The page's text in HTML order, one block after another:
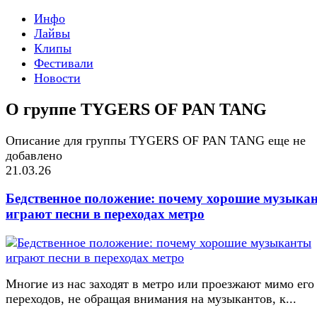
Инфо
Лайвы
Клипы
Фестивали
Новости
О группе TYGERS OF PAN TANG
Описание для группы TYGERS OF PAN TANG еще не
добавлено
21.03.26
Бедственное положение: почему хорошие
играют песни в переходах метро
Многие из нас заходят в метро или проезжают мимо его
переходов, не обращая внимания на музыкантов, к...